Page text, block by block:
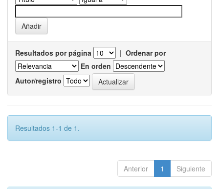
Resultados por página | Ordenar por
En orden
Autor/registro
Resultados 1-1 de 1.
Anterior 1 Siguiente